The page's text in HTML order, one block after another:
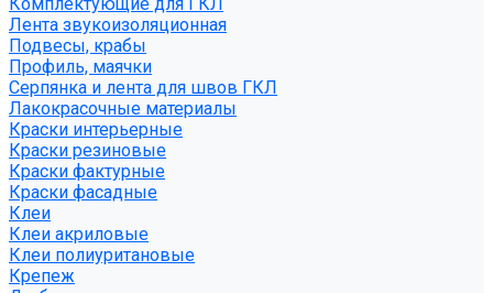
Лента звукоизоляционная
Подвесы, крабы
Профиль, маячки
Серпянка и лента для швов ГКЛ
Лакокрасочные материалы
Краски интерьерные
Краски резиновые
Краски фактурные
Краски фасадные
Клеи
Клеи акриловые
Клеи полиуритановые
Крепеж